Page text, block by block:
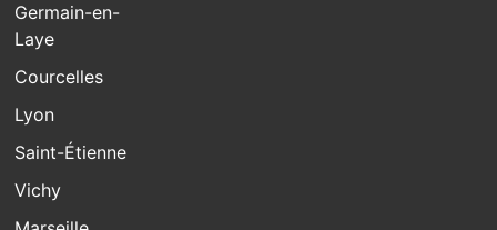
Germain-en-
Laye
Courcelles
Lyon
Saint-Étienne
Vichy